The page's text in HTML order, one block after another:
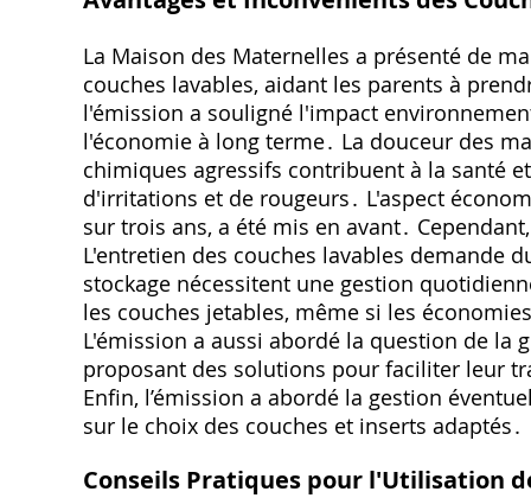
La Maison des Maternelles a présenté de
couches lavables, aidant les parents à
l'émission a souligné l'impact
l'économie à long terme․ La douceur des
chimiques agressifs contribuent à la santé
d'irritations et de rougeurs․ L'aspect
sur trois ans, a été mis en avant․
L'entretien des couches lavables demande
stockage nécessitent une gestion
les couches jetables, même si les
L'émission a aussi abordé la question de la
proposant des solutions pour faciliter leur
Enfin, l’émission a abordé la gestion
sur le choix des couches et inserts adaptés․
Conseils Pratiques pour l'Utilisation